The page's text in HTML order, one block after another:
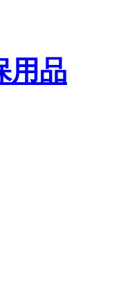
用品